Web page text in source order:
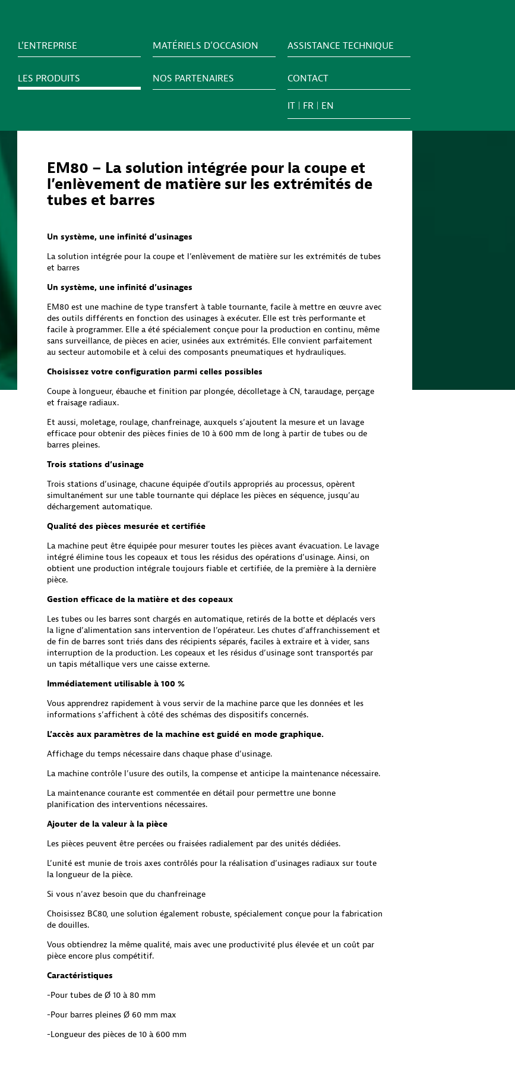
L’ENTREPRISE MATÉRIELS D’OCCASION ASSISTANCE TECHNIQUE
LES PRODUITS NOS PARTENAIRES CONTACT
IT FR EN
EM80 – La solution intégrée pour la coupe et
l’enlèvement de matière sur les extrémités de
tubes et barres
Un système, une infinité d’usinages
La solution intégrée pour la coupe et l’enlèvement de matière sur les extrémités de tubes
et barres
Un système, une infinité d’usinages
EM80 est une machine de type transfert à table tournante, facile à mettre en œuvre avec
des outils différents en fonction des usinages à exécuter. Elle est très performante et
facile à programmer. Elle a été spécialement conçue pour la production en continu, même
sans surveillance, de pièces en acier, usinées aux extrémités. Elle convient parfaitement
au secteur automobile et à celui des composants pneumatiques et hydrauliques.
Choisissez votre configuration parmi celles possibles
Coupe à longueur, ébauche et finition par plongée, décolletage à CN, taraudage, perçage
et fraisage radiaux.
Et aussi, moletage, roulage, chanfreinage, auxquels s’ajoutent la mesure et un lavage
efficace pour obtenir des pièces finies de 10 à 600 mm de long à partir de tubes ou de
barres pleines.
Trois stations d’usinage
Trois stations d’usinage, chacune équipée d’outils appropriés au processus, opèrent
simultanément sur une table tournante qui déplace les pièces en séquence, jusqu’au
déchargement automatique.
Qualité des pièces mesurée et certifiée
La machine peut être équipée pour mesurer toutes les pièces avant évacuation. Le lavage
intégré élimine tous les copeaux et tous les résidus des opérations d’usinage. Ainsi, on
obtient une production intégrale toujours fiable et certifiée, de la première à la dernière
pièce.
Gestion efficace de la matière et des copeaux
Les tubes ou les barres sont chargés en automatique, retirés de la botte et déplacés vers
la ligne d’alimentation sans intervention de l’opérateur. Les chutes d’affranchissement et
de fin de barres sont triés dans des récipients séparés, faciles à extraire et à vider, sans
interruption de la production. Les copeaux et les résidus d’usinage sont transportés par
un tapis métallique vers une caisse externe.
Immédiatement utilisable à 100 %
Vous apprendrez rapidement à vous servir de la machine parce que les données et les
informations s’affichent à côté des schémas des dispositifs concernés.
L’accès aux paramètres de la machine est guidé en mode graphique.
Affichage du temps nécessaire dans chaque phase d’usinage.
La machine contrôle l’usure des outils, la compense et anticipe la maintenance nécessaire.
La maintenance courante est commentée en détail pour permettre une bonne
planification des interventions nécessaires.
Ajouter de la valeur à la pièce
Les pièces peuvent être percées ou fraisées radialement par des unités dédiées.
L’unité est munie de trois axes contrôlés pour la réalisation d’usinages radiaux sur toute
la longueur de la pièce.
Si vous n’avez besoin que du chanfreinage
Choisissez BC80, une solution également robuste, spécialement conçue pour la fabrication
de douilles.
Vous obtiendrez la même qualité, mais avec une productivité plus élevée et un coût par
pièce encore plus compétitif.
Caractéristiques
-Pour tubes de Ø 10 à 80 mm
-Pour barres pleines Ø 60 mm max
-Longueur des pièces de 10 à 600 mm